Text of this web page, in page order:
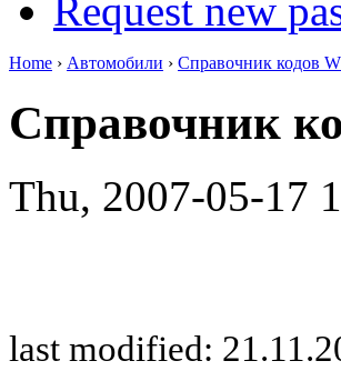
Request new
Home › Автомобили › Справочник кодов
Справочник
Thu, 2007-05-17
last modified: